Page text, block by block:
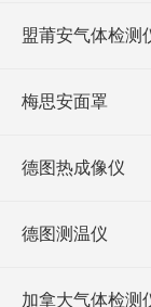
盟莆安气体检测
梅思安面罩
德图热成像仪
德图测温仪
加拿大气体检测